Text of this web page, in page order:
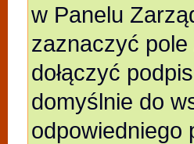
w Panelu
zaznaczyć pole
dołączyć
domyślnie do
odpowiedniego